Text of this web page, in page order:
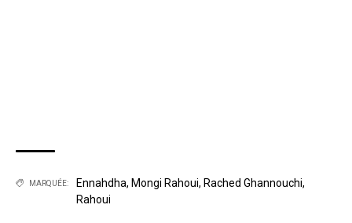
MARQUÉE: Ennahdha, Mongi Rahoui, Rached Ghannouchi,
Rahoui